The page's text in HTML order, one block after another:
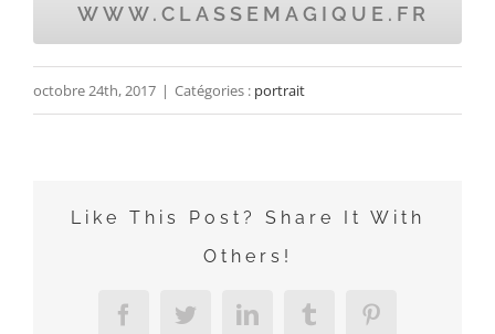
WWW.CLASSEMAGIQUE.FR
octobre 24th, 2017 | Catégories : portrait
Like This Post? Share It With
Others!
FacebookTwitterLinkedInTumblr